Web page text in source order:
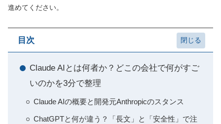
進めてください。
目次
Claude AIとは何者か？どこの会社で何がすご
いのかを3分で整理
Claude AIの概要と開発元Anthropicのスタンス
ChatGPTと何が違う？「長文」と「安全性」で注